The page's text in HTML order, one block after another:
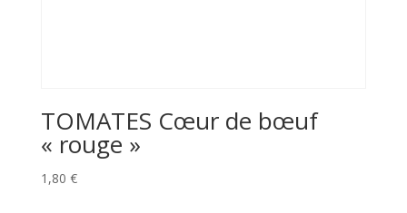
TOMATES Cœur de bœuf
« rouge »
1,80 €